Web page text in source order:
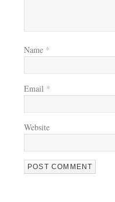
Name *
Email *
Website